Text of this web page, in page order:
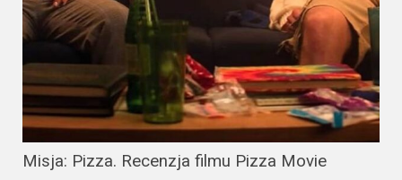
Misja: Pizza. Recenzja filmu Pizza Movie